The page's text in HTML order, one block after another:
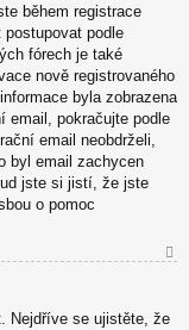
během registrace
podle
fórech je také
nově registrovaného
byla zobrazena
email, pokračujte podle
email neobdrželi,
byl email zachycen
jste si jistí, že jste
o pomoc
or
Nejdříve se ujistěte, že